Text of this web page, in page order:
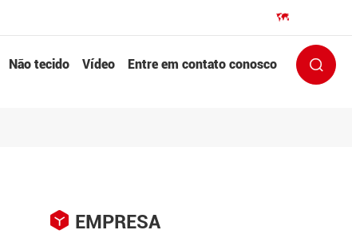

Não tecido Vídeo Entre em contato conosco 
 EMPRESA